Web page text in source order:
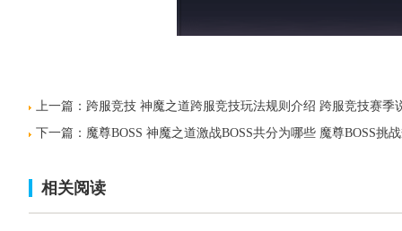
上一篇： 跨服竞技 神魔之道跨服竞技玩法规则介绍 跨服竞技赛季
下一篇： 魔尊BOSS 神魔之道激战BOSS共分为哪些 魔尊BOSS挑
相关阅读